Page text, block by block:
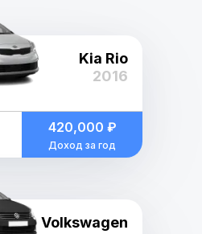
Kia Rio
2016
420,000 ₽
Доход за год
Volkswagen